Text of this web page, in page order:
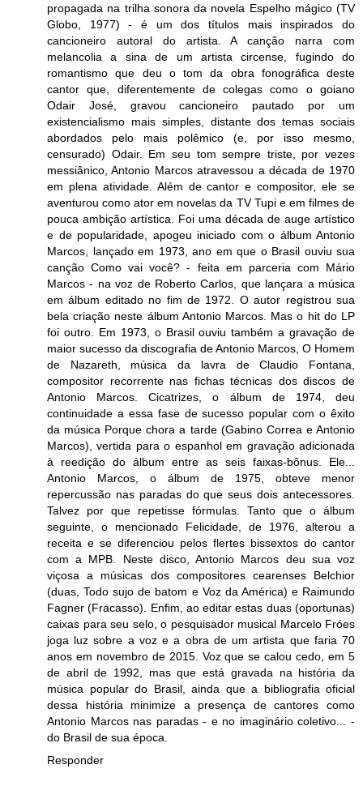
propagada na trilha sonora da novela Espelho mágico (TV
Globo, 1977) - é um dos títulos mais inspirados do
cancioneiro autoral do artista. A canção narra com
melancolia a sina de um artista circense, fugindo do
romantismo que deu o tom da obra fonográfica deste
cantor que, diferentemente de colegas como o goiano
Odair José, gravou cancioneiro pautado por um
existencialismo mais simples, distante dos temas sociais
abordados pelo mais polêmico (e, por isso mesmo,
censurado) Odair. Em seu tom sempre triste, por vezes
messiânico, Antonio Marcos atravessou a década de 1970
em plena atividade. Além de cantor e compositor, ele se
aventurou como ator em novelas da TV Tupi e em filmes de
pouca ambição artística. Foi uma década de auge artístico
e de popularidade, apogeu iniciado com o álbum Antonio
Marcos, lançado em 1973, ano em que o Brasil ouviu sua
canção Como vai você? - feita em parceria com Mário
Marcos - na voz de Roberto Carlos, que lançara a música
em álbum editado no fim de 1972. O autor registrou sua
bela criação neste álbum Antonio Marcos. Mas o hit do LP
foi outro. Em 1973, o Brasil ouviu também a gravação de
maior sucesso da discografia de Antonio Marcos, O Homem
de Nazareth, música da lavra de Claudio Fontana,
compositor recorrente nas fichas técnicas dos discos de
Antonio Marcos. Cicatrizes, o álbum de 1974, deu
continuidade a essa fase de sucesso popular com o êxito
da música Porque chora a tarde (Gabino Correa e Antonio
Marcos), vertida para o espanhol em gravação adicionada
à reedição do álbum entre as seis faixas-bônus. Ele...
Antonio Marcos, o álbum de 1975, obteve menor
repercussão nas paradas do que seus dois antecessores.
Talvez por que repetisse fórmulas. Tanto que o álbum
seguinte, o mencionado Felicidade, de 1976, alterou a
receita e se diferenciou pelos flertes bissextos do cantor
com a MPB. Neste disco, Antonio Marcos deu sua voz
viçosa a músicas dos compositores cearenses Belchior
(duas, Todo sujo de batom e Voz da América) e Raimundo
Fagner (Fracasso). Enfim, ao editar estas duas (oportunas)
caixas para seu selo, o pesquisador musical Marcelo Fróes
joga luz sobre a voz e a obra de um artista que faria 70
anos em novembro de 2015. Voz que se calou cedo, em 5
de abril de 1992, mas que está gravada na história da
música popular do Brasil, ainda que a bibliografia oficial
dessa história minimize a presença de cantores como
Antonio Marcos nas paradas - e no imaginário coletivo... -
do Brasil de sua época.
Responder